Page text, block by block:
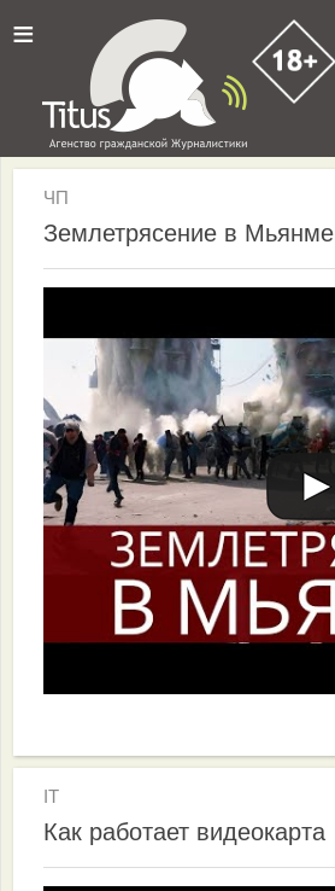
≡
ЧП
Землетрясение в Мьянме
IT
Как работает видеокарта